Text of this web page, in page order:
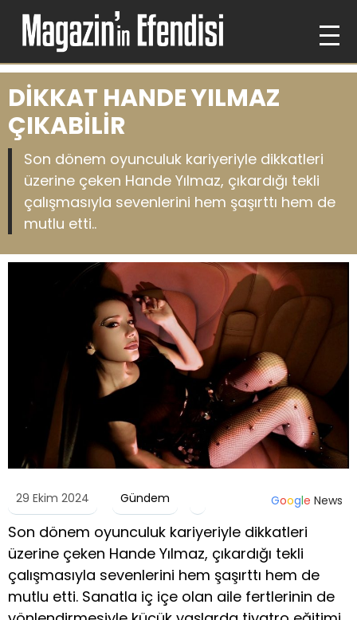
DİKKAT HANDE YILMAZ
ÇIKABİLİR
Son dönem oyunculuk kariyeriyle dikkatleri
üzerine çeken Hande Yılmaz, çıkardığı tekli
çalışmasıyla sevenlerini hem şaşırttı hem de
mutlu etti..
29 Ekim 2024 Gündem Google News
Son dönem oyunculuk kariyeriyle dikkatleri
üzerine çeken Hande Yılmaz, çıkardığı tekli
çalışmasıyla sevenlerini hem şaşırttı hem de
mutlu etti. Sanatla iç içe olan aile fertlerinin de